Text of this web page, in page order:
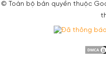
© Toàn bộ bản quyền thuộc